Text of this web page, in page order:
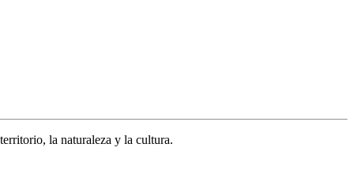
la naturaleza y la cultura.